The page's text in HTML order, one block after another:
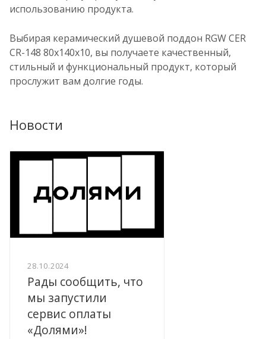
использованию продукта.
Выбирая керамический душевой поддон RGW CER
CR-148 80x140x10, вы получаете качественный,
стильный и функциональный продукт, который
прослужит вам долгие годы.
Новости
28.10.2024
Рады сообщить, что
мы запустили
сервис оплаты
«Долями»!